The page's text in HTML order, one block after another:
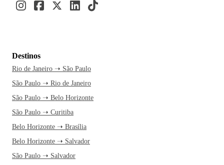
Destinos
Rio de Janeiro ➝ São Paulo
São Paulo ➝ Rio de Janeiro
São Paulo ➝ Belo Horizonte
São Paulo ➝ Curitiba
Belo Horizonte ➝ Brasília
Belo Horizonte ➝ Salvador
São Paulo ➝ Salvador